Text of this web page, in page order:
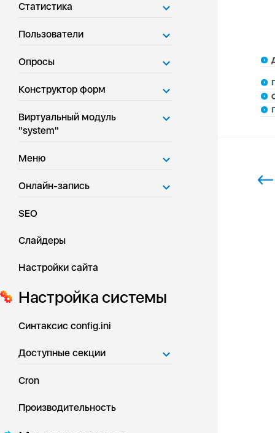
Статистика
Пользователи
Опросы
Конструктор форм
Виртуальный модуль
"system"
Меню
Онлайн-запись
SEO
Слайдеры
Настройки сайта
Настройка системы
Синтаксис config.ini
Доступные секции
Cron
Производительность